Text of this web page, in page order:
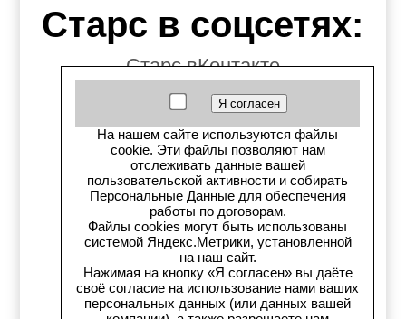
Старс в соцсетях:
Старс вКонтакте
Старс в YouTube
Телеграм-канал
Старс на Drom.ru
Старс в auto.ru
Старс в картах Яндекс
Старс в картах 2ГИС
На нашем сайте используются файлы
cookie. Эти файлы позволяют нам
отслеживать данные вашей
пользовательской активности и собирать
Персональные Данные для обеспечения
работы по договорам.
Файлы cookies могут быть использованы
системой Яндекс.Метрики, установленной
на наш сайт.
Нажимая на кнопку «Я согласен» вы даёте
своё согласие на использование нами ваших
персональных данных (или данных вашей